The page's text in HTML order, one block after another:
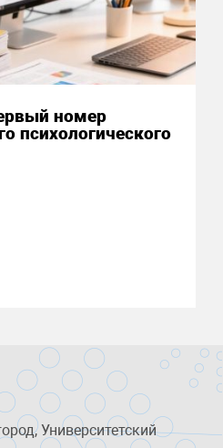
номер
психологического
Университетский